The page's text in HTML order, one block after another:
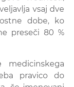
vsaj dve
dobe, ko
preseči 80 %
medicinskega
pravico do